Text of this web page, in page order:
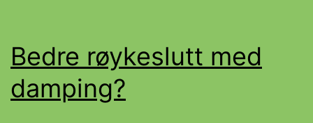
Bedre røykeslutt med
damping?